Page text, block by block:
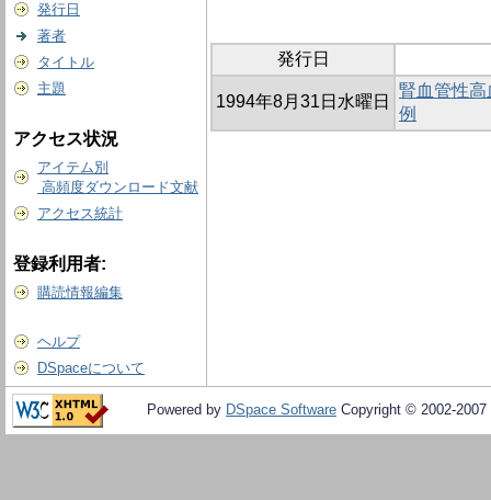
発行日
著者
タイトル
主題
アクセス状況
アイテム別
高頻度ダウンロード文献
アクセス統計
登録利用者:
購読情報編集
ヘルプ
DSpaceについて
発行日
1994年8月31日水曜日
腎血管性
例
Powered by DSpace Software Copyright © 2002-2007